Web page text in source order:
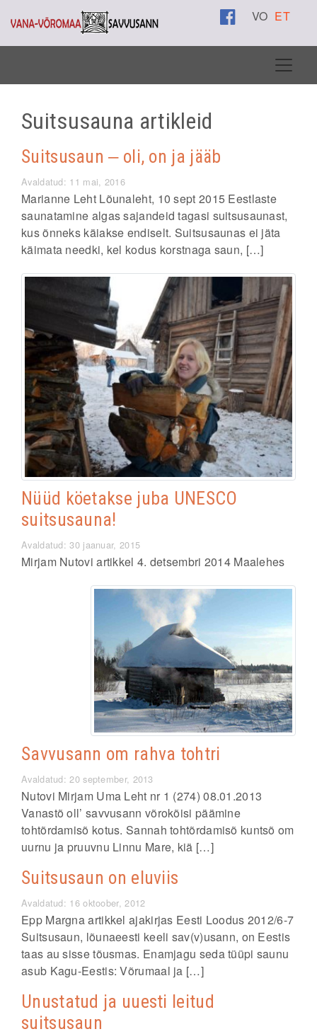
VO ET
Suitsusauna artikleid
Suitsusaun ‒ oli, on ja jääb
Avaldatud: 11 mai, 2016
Marianne Leht Lõunaleht, 10 sept 2015 Eestlaste
saunatamine algas sajandeid tagasi suitsusaunast,
kus õnneks käiakse endiselt. Suitsusaunas ei jäta
käimata needki, kel kodus korstnaga saun, […]
Nüüd köetakse juba UNESCO
suitsusauna!
Avaldatud: 30 jaanuar, 2015
Mirjam Nutovi artikkel 4. detsembri 2014 Maalehes
Savvusann om rahva tohtri
Avaldatud: 20 september, 2013
Nutovi Mirjam Uma Leht nr 1 (274) 08.01.2013
Vanastõ oll’ savvusann võrokõisi päämine
tohtõrdamisõ kotus. Sannah tohtõrdamisõ kuntsõ om
uurnu ja pruuvnu Linnu Mare, kiä […]
Suitsusaun on eluviis
Avaldatud: 16 oktoober, 2012
Epp Margna artikkel ajakirjas Eesti Loodus 2012/6-7
Suitsusaun, lõunaeesti keeli sav(v)usann, on Eestis
taas au sisse tõusmas. Enamjagu seda tüüpi saunu
asub Kagu-Eestis: Võrumaal ja […]
Unustatud ja uuesti leitud
suitsusaun